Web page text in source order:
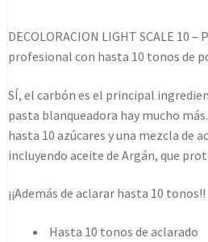
79,99€.57,59€.
10
500gr
cantidad
DECOLORACION LIGHT SCALE 10
profesional con hasta 10 tonos de
SÍ, el carbón es el principal
pasta blanqueadora hay mucho
hasta 10 azúcares y una mezcla de
incluyendo aceite de Argán, que
¡¡Además de aclarar hasta 10 tonos!!
Hasta 10 tonos de aclarado